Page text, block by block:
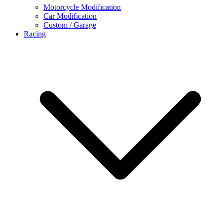
Motorcycle Modification
Car Modification
Custom / Garage
Racing